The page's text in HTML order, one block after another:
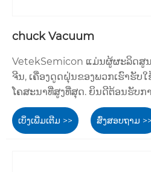
chuck Vacuum
VetekSemicon ແມ່ນຜູ້ຜະລິດສູ
ຈີນ, ເຄື່ອງດູດຝຸ່ນຂອງພວກເຮົາຮັບ
ໂຄສະນາທີ່ສູງທີ່ສຸດ. ຍິນດີຕ້ອນຮັບກ
ເບິ່ງເພີ່ມເຕີມ >> ສົ່ງສອບຖາມ >>